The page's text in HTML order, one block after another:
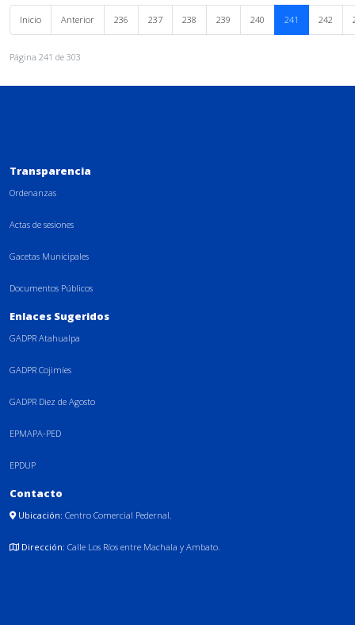
Inicio Anterior 236 237 238 239 240 241 242
Página 241 de 303
Transparencia
Ordenanzas
Actas de sesiones
Gacetas Municipales
Documentos Públicos
Enlaces Sugeridos
GADPR Atahualpa
GADPR Cojimíes
GADPR Diez de Agosto
EPMAPA-PED
EPDUP
Contacto
Ubicación: Centro Comercial Pedernal.
Dirección: Calle Los Ríos entre Machala y Ambato.